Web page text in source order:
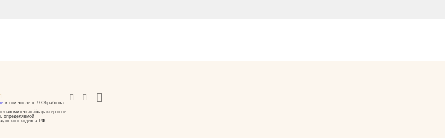
в том числе п. 9 Обработка
и не
определяемой
кодекса РФ